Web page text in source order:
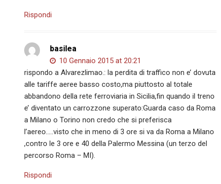
Rispondi
basilea
10 Gennaio 2015 at 20:21
rispondo a Alvarezlimao.: la perdita di traffico non e’ dovuta
alle tariffe aeree basso costo,ma piuttosto al totale
abbandono della rete ferroviaria in Sicilia,fin quando il treno
e’ diventato un carrozzone superato:Guarda caso da Roma
a Milano o Torino non credo che si preferisca
l’aereo…..visto che in meno di 3 ore si va da Roma a Milano
,contro le 3 ore e 40 della Palermo Messina (un terzo del
percorso Roma – MI).
Rispondi